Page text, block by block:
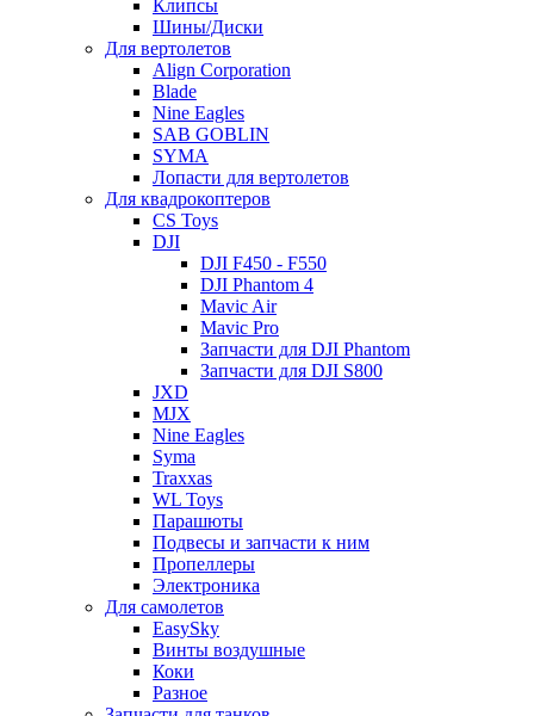
Клипсы
Шины/Диски
Для вертолетов
Align Corporation
Blade
Nine Eagles
SAB GOBLIN
SYMA
Лопасти для вертолетов
Для квадрокоптеров
CS Toys
DJI
DJI F450 - F550
DJI Phantom 4
Mavic Air
Mavic Pro
Запчасти для DJI Phantom
Запчасти для DJI S800
JXD
MJX
Nine Eagles
Syma
Traxxas
WL Toys
Парашюты
Подвесы и запчасти к ним
Пропеллеры
Электроника
Для самолетов
EasySky
Винты воздушные
Коки
Разное